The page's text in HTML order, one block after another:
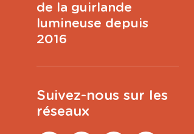
de la guirlande
lumineuse depuis
2016
Suivez-nous sur les
réseaux